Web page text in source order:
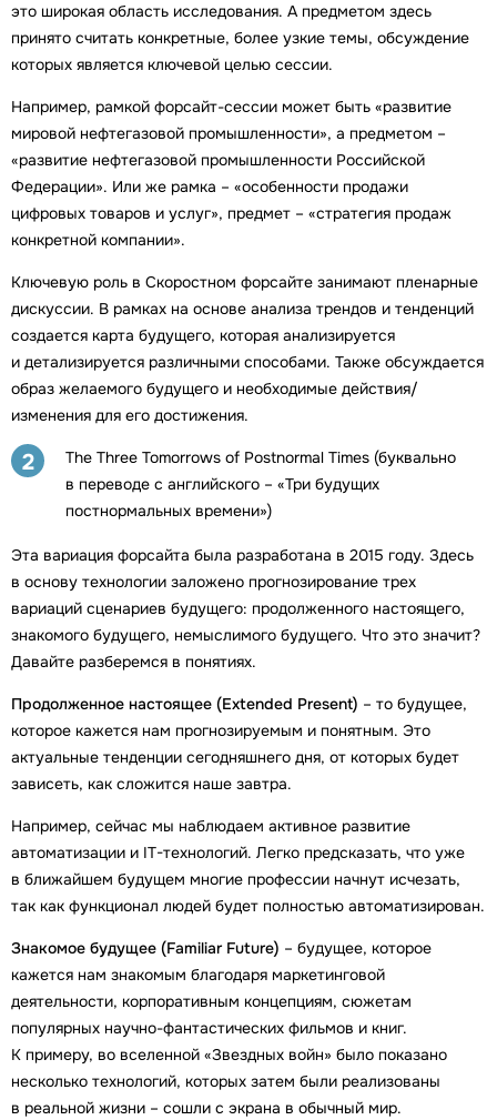
это широкая область исследования. А предметом здесь
принято считать конкретные, более узкие темы, обсуждение
которых является ключевой целью сессии.
Например, рамкой форсайт-сессии может быть «развитие
мировой нефтегазовой промышленности», а предметом –
«развитие нефтегазовой промышленности Российской
Федерации». Или же рамка – «особенности продажи
цифровых товаров и услуг», предмет – «стратегия продаж
конкретной компании».
Ключевую роль в Скоростном форсайте занимают пленарные
дискуссии. В рамках на основе анализа трендов и тенденций
создается карта будущего, которая анализируется
и детализируется различными способами. Также обсуждается
образ желаемого будущего и необходимые действия/
изменения для его достижения.
2
The Three Tomorrows of Postnormal Times (буквально
в переводе с английского – «Три будущих
постнормальных времени»)
Эта вариация форсайта была разработана в 2015 году. Здесь
в основу технологии заложено прогнозирование трех
вариаций сценариев будущего: продолженного настоящего,
знакомого будущего, немыслимого будущего. Что это значит?
Давайте разберемся в понятиях.
Продолженное настоящее (Extended Present) – то будущее,
которое кажется нам прогнозируемым и понятным. Это
актуальные тенденции сегодняшнего дня, от которых будет
зависеть, как сложится наше завтра.
Например, сейчас мы наблюдаем активное развитие
автоматизации и IT-технологий. Легко предсказать, что уже
в ближайшем будущем многие профессии начнут исчезать,
так как функционал людей будет полностью автоматизирован.
Знакомое будущее (Familiar Future) – будущее, которое
кажется нам знакомым благодаря маркетинговой
деятельности, корпоративным концепциям, сюжетам
популярных научно-фантастических фильмов и книг.
К примеру, во вселенной «Звездных войн» было показано
несколько технологий, которых затем были реализованы
в реальной жизни – сошли с экрана в обычный мир.